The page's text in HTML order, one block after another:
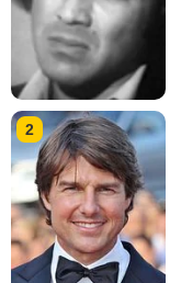
2